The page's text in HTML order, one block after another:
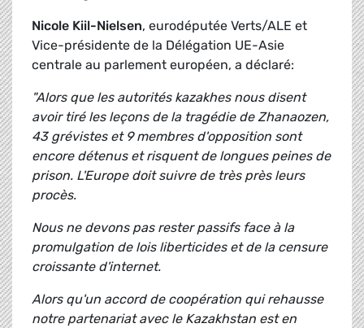
Nicole Kiil-Nielsen, eurodéputée Verts/ALE et
Vice-présidente de la Délégation UE-Asie
centrale au parlement européen, a déclaré:
"Alors que les autorités kazakhes nous disent
avoir tiré les leçons de la tragédie de Zhanaozen,
43 grévistes et 9 membres d'opposition sont
encore détenus et risquent de longues peines de
prison. L'Europe doit suivre de très près leurs
procès.
Nous ne devons pas rester passifs face à la
promulgation de lois liberticides et de la censure
croissante d'internet.
Alors qu'un accord de coopération qui rehausse
notre partenariat avec le Kazakhstan est en